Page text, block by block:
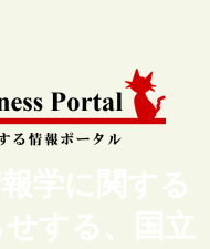
学に関する
する、国立